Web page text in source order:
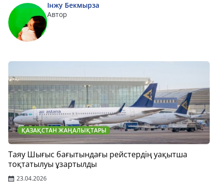
Інжу Бекмырза
Автор
ҚАЗАҚСТАН ЖАҢАЛЫҚТАРЫ
Таяу Шығыс бағытындағы рейстердің уақытша
тоқтатылуы ұзартылды
23.04.2026